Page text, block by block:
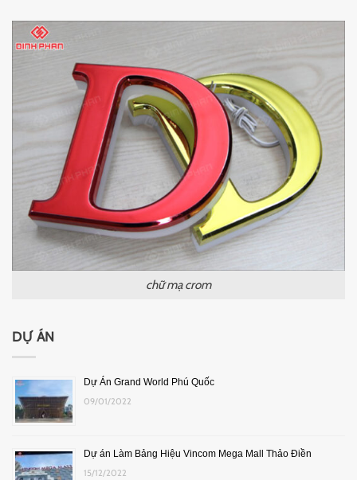
chữ mạ crom
DỰ ÁN
Dự Án Grand World Phú Quốc
09/01/2022
Dự án Làm Bảng Hiệu Vincom Mega Mall Thảo Điền
15/12/2022